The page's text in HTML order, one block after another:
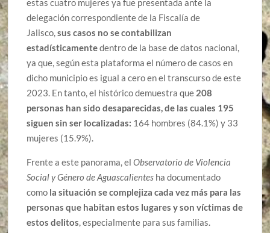
estas cuatro mujeres ya fue presentada ante la
delegación correspondiente de la Fiscalía de
Jalisco,sus casos no se contabilizan
estadísticamentedentro de la base de datos nacional,
ya que, según esta plataforma el número de casos en
dicho municipio es igual a cero en el transcurso de este
2023. En tanto, el histórico demuestra que 208
personas han sido desaparecidas, de las cuales 195
siguen sin ser localizadas: 164 hombres (84.1%) y 33
mujeres (15.9%).
Frente a este panorama, elObservatorio de Violencia
Social y Género de Aguascalientes ha documentado
como la situación se complejiza cada vez más para las
personas que habitan estos lugares y son víctimas de
estos delitos, especialmente para sus familias.